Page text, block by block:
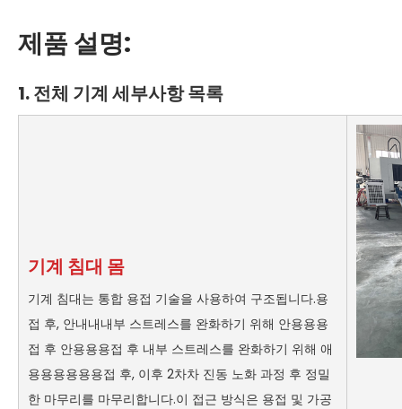
제품 설명:
1. 전체 기계 세부사항 목록
기계 침대 몸
기계 침대는 통합 용접 기술을 사용하여 구조됩니다.용
접 후, 안내내내부 스트레스를 완화하기 위해 안용용용
접 후 안용용용접 후 내부 스트레스를 완화하기 위해 애
용용용용용용접 후, 이후 2차차 진동 노화 과정 후 정밀
한 마무리를 마무리합니다.이 접근 방식은 용접 및 가공